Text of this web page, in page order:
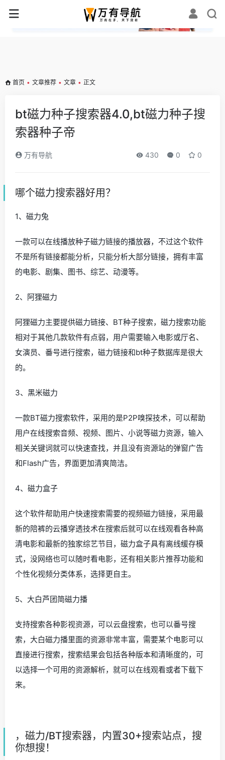
✕
首页 • 文章推荐 • 文章 • 正文
bt磁力种子搜索器4.0,bt磁力种子搜
索器种子帝
万有导航 430 0 0
哪个磁力搜索器好用？
1、磁力兔
一款可以在线播放种子磁力链接的播放器，不过这个软件
不是所有链接都能分析，只能分析大部分链接，拥有丰富
的电影、剧集、图书、综艺、动漫等。
2、阿狸磁力
阿狸磁力主要提供磁力链接、BT种子搜索，磁力搜索功能
相对于其他几款软件有点弱，用户需要输入电影或厅名、
女演员、番号进行搜索，磁力链接和bt种子数据库是很大
的。
3、黑米磁力
一款BT磁力搜索软件，采用的是P2P嗅探技术，可以帮助
用户在线搜索音频、视频、图片、小说等磁力资源，输入
相关关键词就可以快速查找，并且没有资源站的弹窗广告
和Flash广告，界面更加清爽简洁。
4、磁力盒子
这个软件帮助用户快速搜索需要的视频磁力链接，采用最
新的陪裤的云播穿透技术在搜索后就可以在线观看各种高
清电影和最新的独家综艺节目，磁力盒子具有离线缓存模
式，没网络也可以随时看电影，还有相关影片推荐功能和
个性化视频分类体系，选择更自主。
5、大白芦团简磁力播
支持搜索各种影视资源，可以云盘搜索，也可以番号搜
索，大白磁力播里面的资源非常丰富，需要某个电影可以
直接进行搜索，搜索结果会包括各种版本和清晰度的，可
以选择一个可用的资源解析，就可以在线观看或者下载下
来。
，磁力/BT搜索器，内置30+搜索站点，搜
你想搜！